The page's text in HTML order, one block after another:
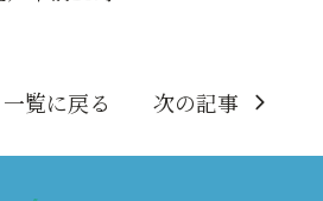
一覧に戻る 次の記事